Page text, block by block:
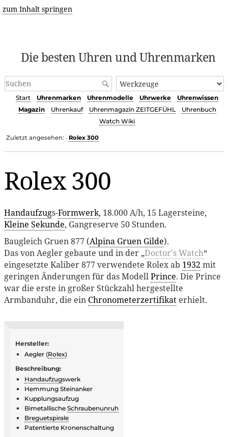
zum Inhalt springen
Die besten Uhren und Uhrenmarken
Start Uhrenmarken Uhrenmodelle Uhrwerke
Uhrenwissen
Magazin
Uhrenkauf Uhrenmagazin ZEITGEFÜHL
Uhrenbuch
Watch Wiki
Zuletzt angesehen: • Rolex 300
Rolex 300
Handaufzugs-Formwerk, 18.000 A/h, 15 Lagersteine,
Kleine Sekunde, Gangreserve 50 Stunden.
Baugleich Gruen 877 (Alpina Gruen Gilde).
Das von Aegler gebaute und in der „Doctor's Watch“
eingesetzte Kaliber 877 verwendete Rolex ab 1932 mit
geringen Änderungen für das ModellPrince. Die Prince
war die erste in großer Stückzahl hergestellte
Armbanduhr, die ein Chronometerzertifikat erhielt.
Hersteller:
Aegler (Rolex)
Beschreibung:
Handaufzugswerk
Hemmung Steinanker
Kupplungsaufzug
Bimetallische Schraubenunruh
Breguetspirale
Patentierte Kronenschaltung